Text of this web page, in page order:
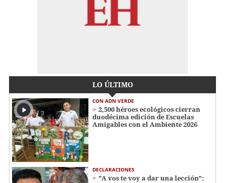
LO ÚLTIMO
CON ADN VERDE
2,500 héroes ecológicos cierran
duodécima edición de Escuelas
Amigables con el Ambiente 2026
DECLARACIONES
"A vos te voy a dar una lección":